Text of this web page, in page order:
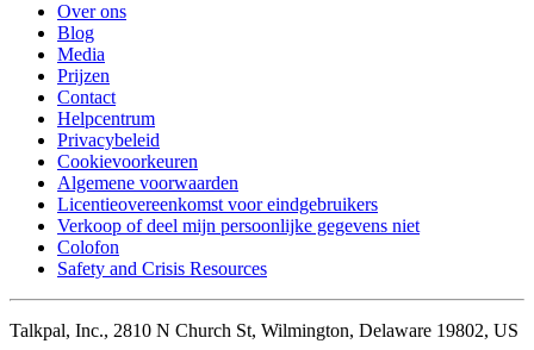
Over ons
Blog
Media
Prijzen
Contact
Helpcentrum
Privacybeleid
Cookievoorkeuren
Algemene voorwaarden
Licentieovereenkomst voor eindgebruikers
Verkoop of deel mijn persoonlijke gegevens niet
Colofon
Safety and Crisis Resources
Talkpal, Inc., 2810 N Church St, Wilmington, Delaware 19802, US